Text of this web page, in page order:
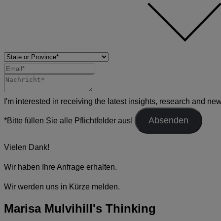
I'm interested in receiving the latest insights, research and
*Bitte füllen Sie alle Pflichtfelder aus!
Vielen Dank!
Wir haben Ihre Anfrage erhalten.
Wir werden uns in Kürze melden.
Marisa Mulvihill's Thinking